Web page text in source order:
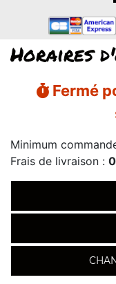
Horaires
Fermé
Minimum
Frais de livraison :